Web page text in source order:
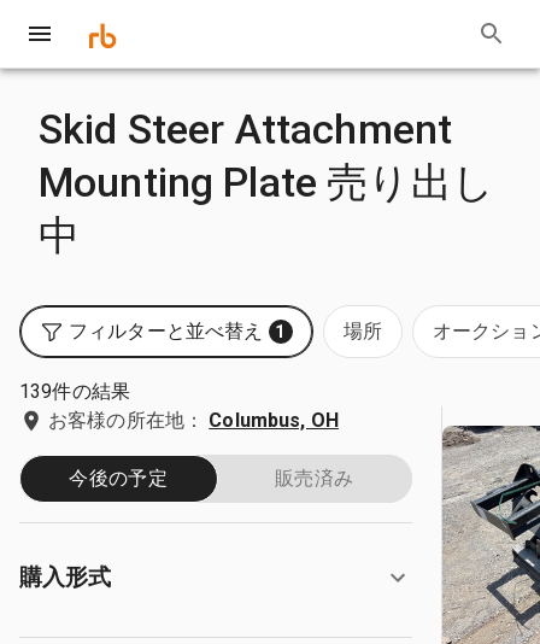
Skid Steer Attachment
Mounting Plate 売り出し
中
フィルターと並べ替え 1 場所 オークショ
139件の結果
お客様の所在地：
Columbus, OH
今後の予定 販売済み
購入形式